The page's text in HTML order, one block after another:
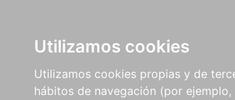
Utilizamos cookies
Utilizamos cookies propias y de
hábitos de navegación (por
LIBROS
MÉTODOS Y
EJERCICIOS